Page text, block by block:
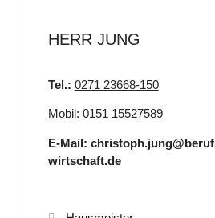
HERR JUNG
Tel.: 0271 23668-150
Mobil: 0151 15527589
E-Mail:
wirtschaft.de